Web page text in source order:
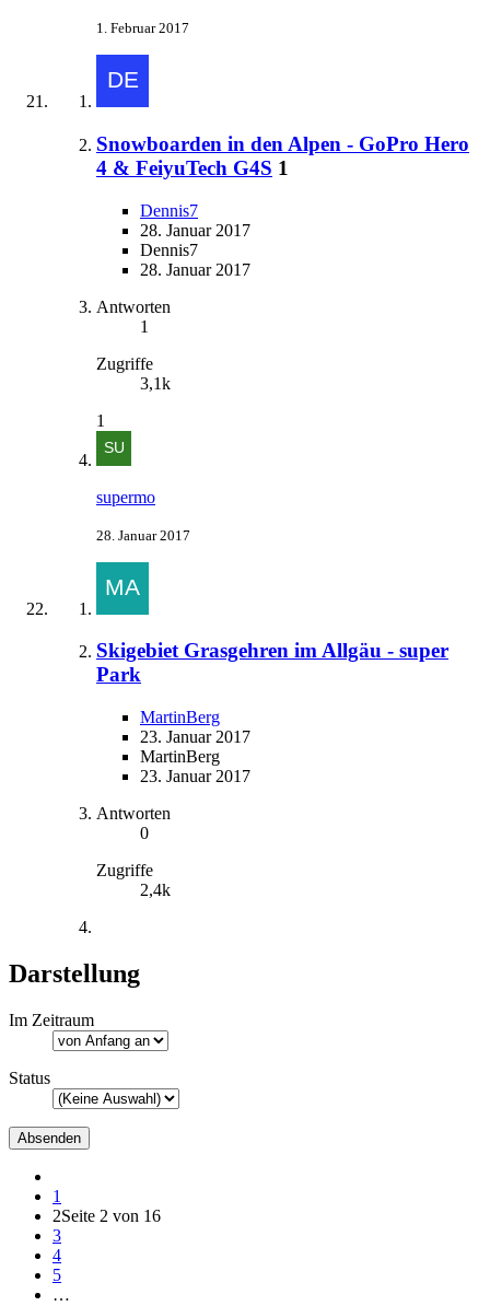
1. Februar 2017
Snowboarden in den Alpen - GoPro Hero
4 & FeiyuTech G4S 1
Dennis7
28. Januar 2017
Dennis7
28. Januar 2017
Antworten
1
Zugriffe
3,1k
1
supermo
28. Januar 2017
Skigebiet Grasgehren im Allgäu - super
Park
MartinBerg
23. Januar 2017
MartinBerg
23. Januar 2017
Antworten
0
Zugriffe
2,4k
Darstellung
Im Zeitraum
Status
1
2Seite 2 von 16
3
4
5
…